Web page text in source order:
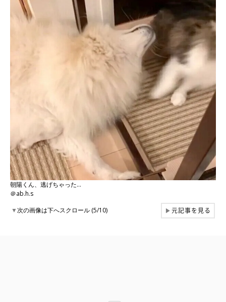
朝陽くん、逃げちゃった…
＠ab.h.s
▼次の画像は下へスクロール (5/10) ▶元記事を見る